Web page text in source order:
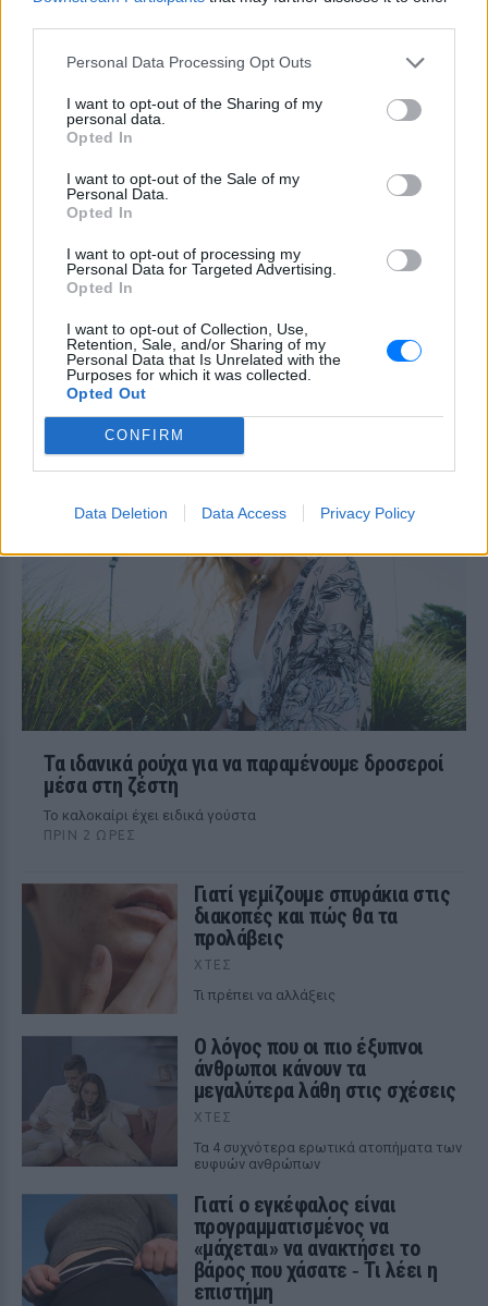
Personal Data Processing Opt Outs
I want to opt-out of the Sharing of my
personal data.
Opted In
I want to opt-out of the Sale of my
Personal Data.
Opted In
I want to opt-out of processing my
Personal Data for Targeted Advertising.
Opted In
I want to opt-out of Collection, Use,
Retention, Sale, and/or Sharing of my
Personal Data that Is Unrelated with the
Purposes for which it was collected.
Opted Out
CONFIRM
Data Deletion Data Access Privacy Policy
ΣΤΗΝ ΙΔΙΑ ΚΑΤΗΓΟΡΙΑ
6 φρούτα που μπορουν να
διατηρηθούν εκτός ψυγείου το
Πώς να αποφύγεις το σύγκαμα
ανάμεσα στους μηρούς
Έχει συμβεί σε όλες
χωνάκι του παγωτού;
ΠΡΙΝ 2 ΏΡΕΣ
Τα ιδανικά ρούχα για να παραμένουμε δροσεροί
μέσα στη ζέστη
To καλοκαίρι έχει ειδικά γούστα
ΠΡΙΝ 2 ΏΡΕΣ
Γιατί γεμίζουμε σπυράκια στις
διακοπές και πώς θα τα
προλάβεις
ΧΤΕΣ
Τι πρέπει να αλλάξεις
Ο λόγος που οι πιο έξυπνοι
άνθρωποι κάνουν τα
μεγαλύτερα λάθη στις σχέσεις
ΧΤΕΣ
Τα 4 συχνότερα ερωτικά ατοπήματα των
ευφυών ανθρώπων
Γιατί ο εγκέφαλος είναι
προγραμματισμένος να
«μάχεται» να ανακτήσει το
βάρος που χάσατε ‑ Τι λέει η
επιστήμη